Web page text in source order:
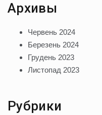
Архивы
Червень 2024
Березень 2024
Грудень 2023
Листопад 2023
Рубрики